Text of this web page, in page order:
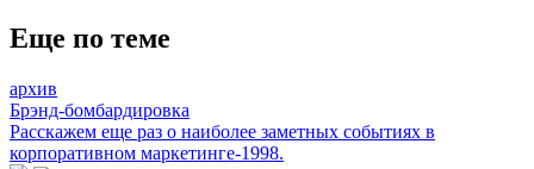
Еще по теме
архив
Брэнд-бомбардировка
Расскажем еще раз о наиболее заметных событиях в
корпоративном маркетинге-1998.